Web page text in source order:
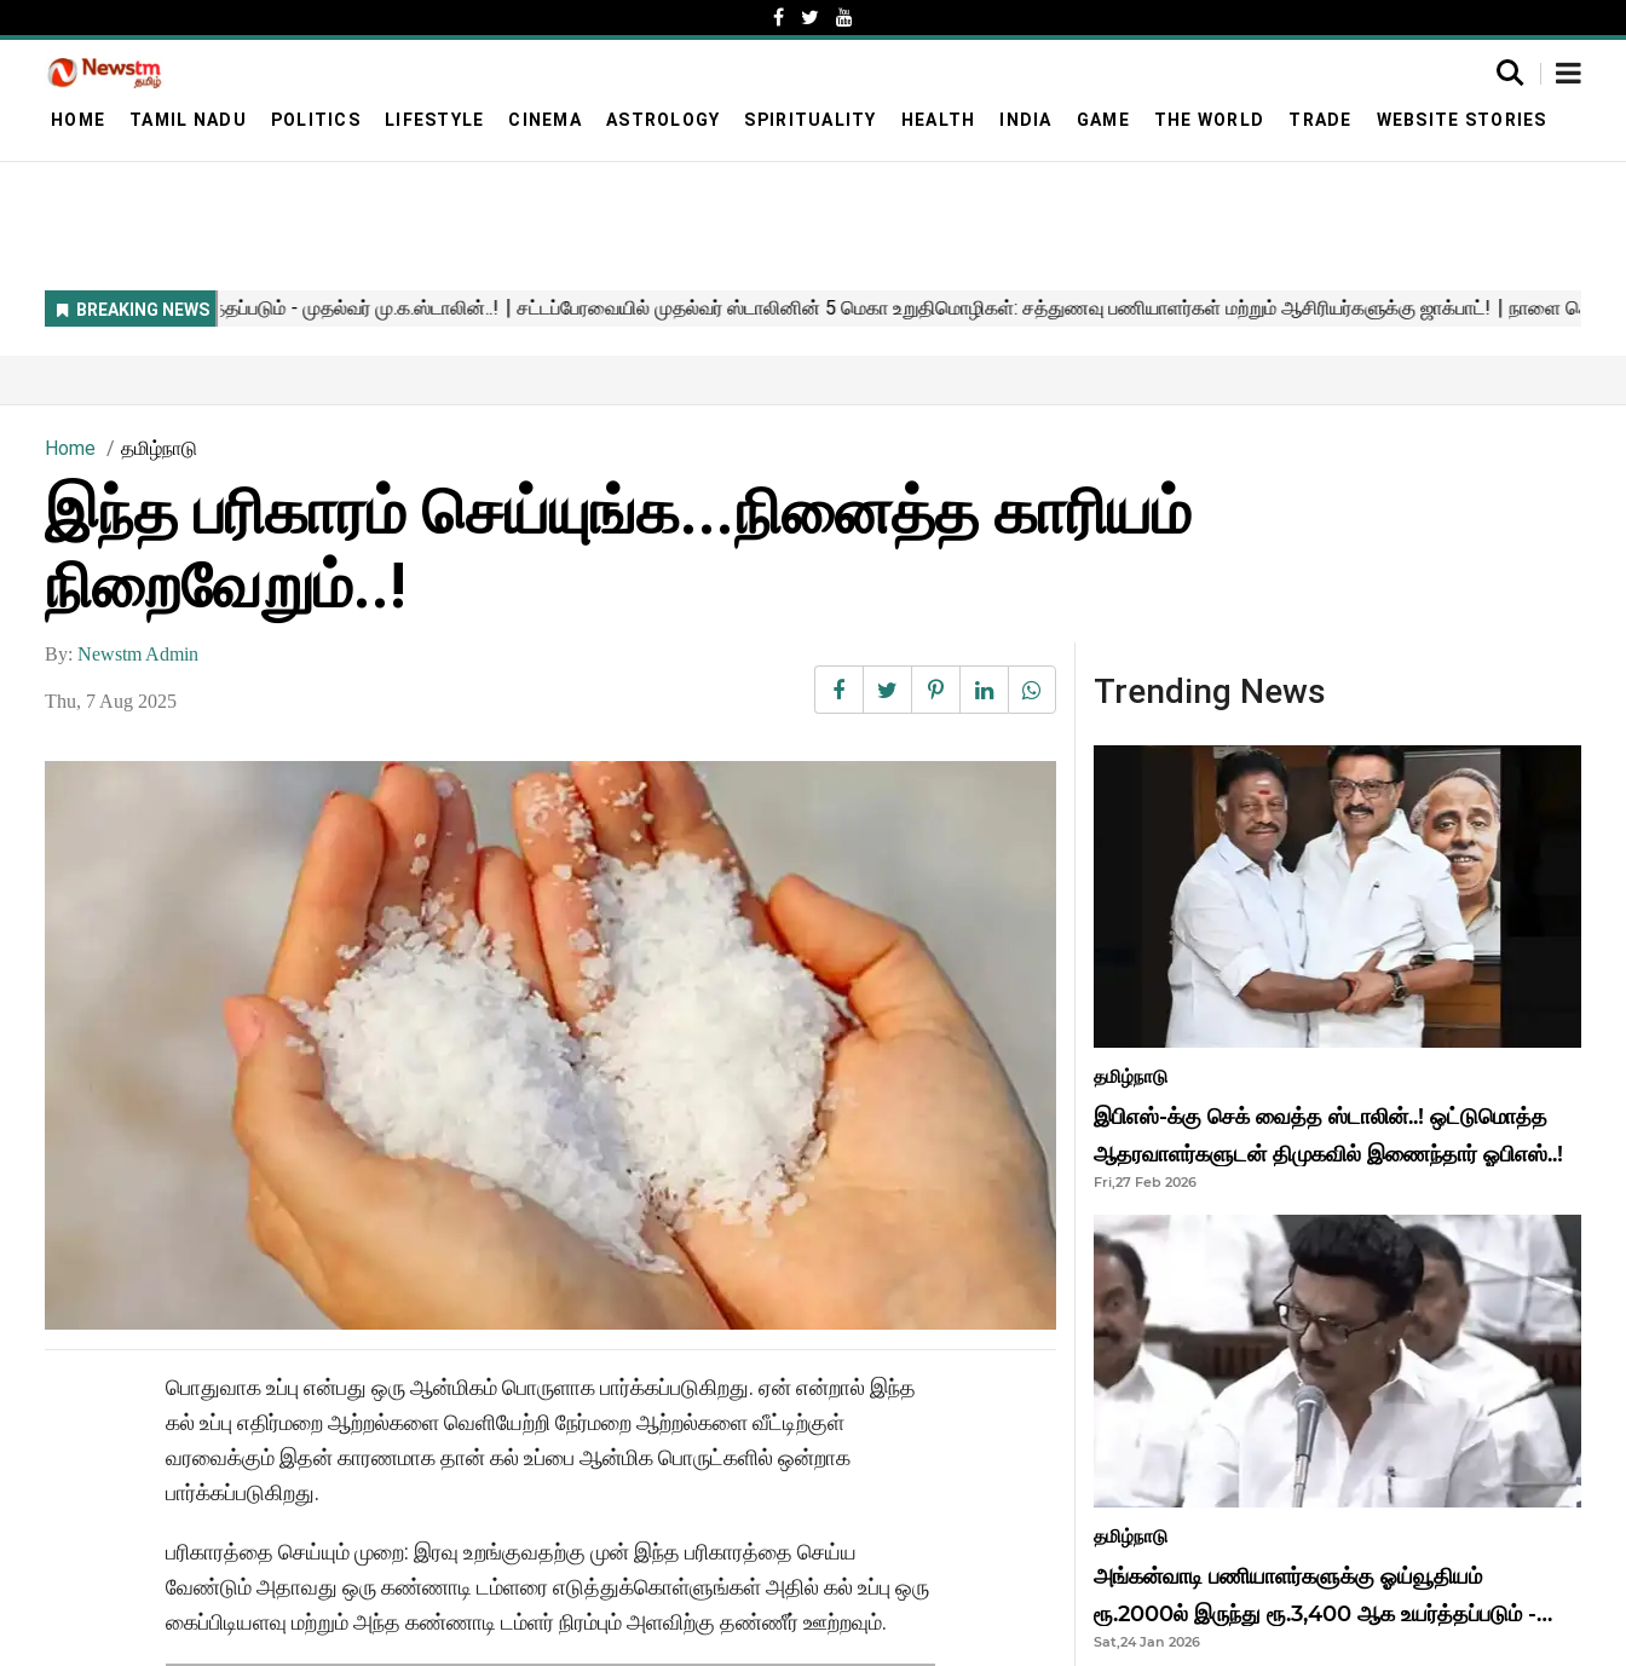
HOME TAMIL NADU POLITICS LIFESTYLE CINEMA ASTROLOGY SPIRITUALITY HEALTH INDIA GAME THE WORLD TRADE WEBSITE STORIES
Home தமிழ்நாடு
இந்த பரிகாரம் செய்யுங்க...நினைத்த காரியம்
நிறைவேறும்..!
By: Newstm Admin
Thu, 7 Aug 2025
பொதுவாக உப்பு என்பது ஒரு ஆன்மிகம் பொருளாக பார்க்கப்படுகிறது. ஏன் என்றால் இந்த
கல் உப்பு எதிர்மறை ஆற்றல்களை வெளியேற்றி நேர்மறை ஆற்றல்களை வீட்டிற்குள்
வரவைக்கும் இதன் காரணமாக தான் கல் உப்பை ஆன்மிக பொருட்களில் ஒன்றாக
பார்க்கப்படுகிறது.
பரிகாரத்தை செய்யும் முறை: இரவு உறங்குவதற்கு முன் இந்த பரிகாரத்தை செய்ய
வேண்டும் அதாவது ஒரு கண்ணாடி டம்ளரை எடுத்துக்கொள்ளுங்கள் அதில் கல் உப்பு ஒரு
கைப்பிடியளவு மற்றும் அந்த கண்ணாடி டம்ளர் நிரம்பும் அளவிற்கு தண்ணீர் ஊற்றவும்.
Trending News
தமிழ்நாடு
இபிஎஸ்-க்கு செக் வைத்த ஸ்டாலின்..! ஒட்டுமொத்த
ஆதரவாளர்களுடன் திமுகவில் இணைந்தார் ஓபிஎஸ்..!
Fri,27 Feb 2026
தமிழ்நாடு
அங்கன்வாடி பணியாளர்களுக்கு ஓய்வூதியம்
ரூ.2000ல் இருந்து ரூ.3,400 ஆக உயர்த்தப்படும் -
முதல்வர் மு.க.ஸ்டாலின்..!
Sat,24 Jan 2026